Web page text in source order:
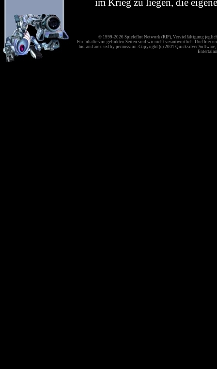
im Krieg zu liegen, die
© 1999-2026 Spieleflut Network (RIP), Vervielfältigung
Für Inhalte von gelinkten Seiten sind wir nicht verantwortlich. Und hier
Inc. and are used by permission. Copyright (c) 2001 Quicksilver